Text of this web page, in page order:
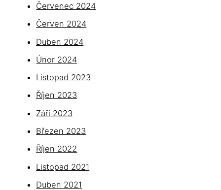
Červenec 2024
Červen 2024
Duben 2024
Únor 2024
Listopad 2023
Říjen 2023
Září 2023
Březen 2023
Říjen 2022
Listopad 2021
Duben 2021